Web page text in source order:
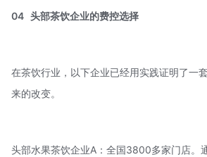
04 头部茶饮企业的费控选择
在茶饮行业，以下企业已经用实践证明了一
来的改变。
头部水果茶饮企业A：全国3800多家门店。